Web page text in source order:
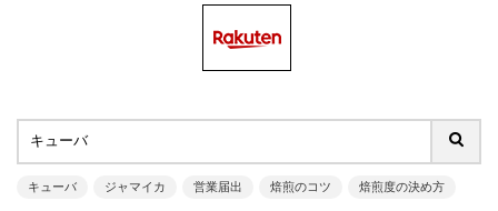
キューバ ジャマイカ 営業届出 焙煎のコツ 焙煎度の決め方